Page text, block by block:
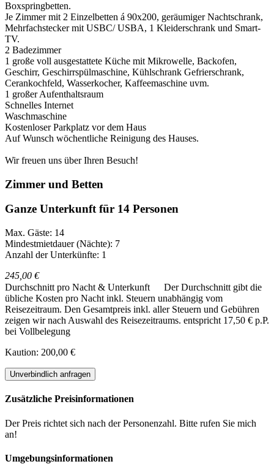
Boxspringbetten.
Je Zimmer mit 2 Einzelbetten á 90x200, geräumiger Nachtschrank,
Mehrfachstecker mit USBC/ USBA, 1 Kleiderschrank und Smart-
TV.
2 Badezimmer
1 große voll ausgestattete Küche mit Mikrowelle, Backofen,
Geschirr, Geschirrspülmaschine, Kühlschrank Gefrierschrank,
Cerankochfeld, Wasserkocher, Kaffeemaschine uvm.
1 großer Aufenthaltsraum
Schnelles Internet
Waschmaschine
Kostenloser Parkplatz vor dem Haus
Auf Wunsch wöchentliche Reinigung des Hauses.
Wir freuen uns über Ihren Besuch!
Zimmer und Betten
Ganze Unterkunft für 14 Personen
Max. Gäste: 14
Mindestmietdauer (Nächte): 7
Anzahl der Unterkünfte: 1
245,00 €
Durchschnitt pro Nacht & Unterkunft
Der Durchschnitt gibt die
übliche Kosten pro Nacht inkl. Steuern unabhängig vom
Reisezeitraum. Den Gesamtpreis inkl. aller Steuern und Gebühren
zeigen wir nach Auswahl des Reisezeitraums. entspricht 17,50 € p.P.
bei Vollbelegung
Kaution: 200,00 €
Unverbindlich anfragen
Zusätzliche Preisinformationen
Der Preis richtet sich nach der Personenzahl. Bitte rufen Sie mich
an!
Umgebungsinformationen